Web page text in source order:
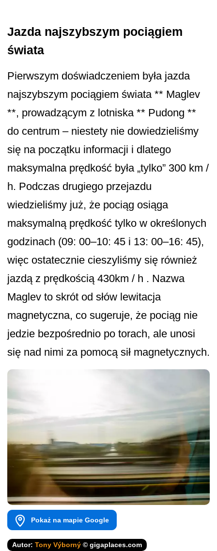
Jazda najszybszym pociągiem
świata
Pierwszym doświadczeniem była jazda
najszybszym pociągiem świata ** Maglev
**, prowadzącym z lotniska ** Pudong **
do centrum – niestety nie dowiedzieliśmy
się na początku informacji i dlatego
maksymalna prędkość była „tylko” 300 km /
h. Podczas drugiego przejazdu
wiedzieliśmy już, że pociąg osiąga
maksymalną prędkość tylko w określonych
godzinach (09: 00–10: 45 i 13: 00–16: 45),
więc ostatecznie cieszyliśmy się również
jazdą z prędkością 430km / h . Nazwa
Maglev to skrót od słów lewitacja
magnetyczna, co sugeruje, że pociąg nie
jedzie bezpośrednio po torach, ale unosi
się nad nimi za pomocą sił magnetycznych.
Pokaż na mapie Google
Autor: Tony Výborný © gigaplaces.com